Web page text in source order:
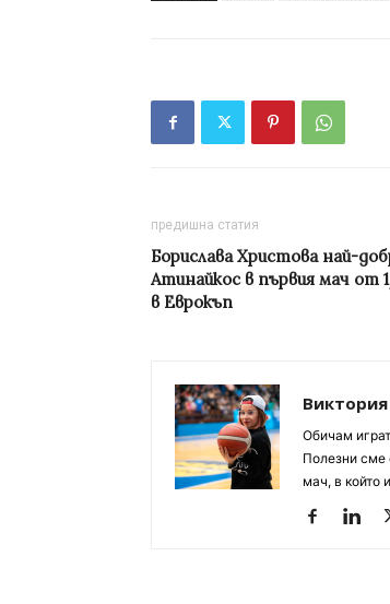
предишна статия
Борислава Христова най-
Атинайкос в първия мач от
в Еврокъп
Обичам
Полезни сме
мач, в който